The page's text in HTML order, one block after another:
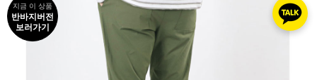
지금 이 상품
반바지버전
보러가기